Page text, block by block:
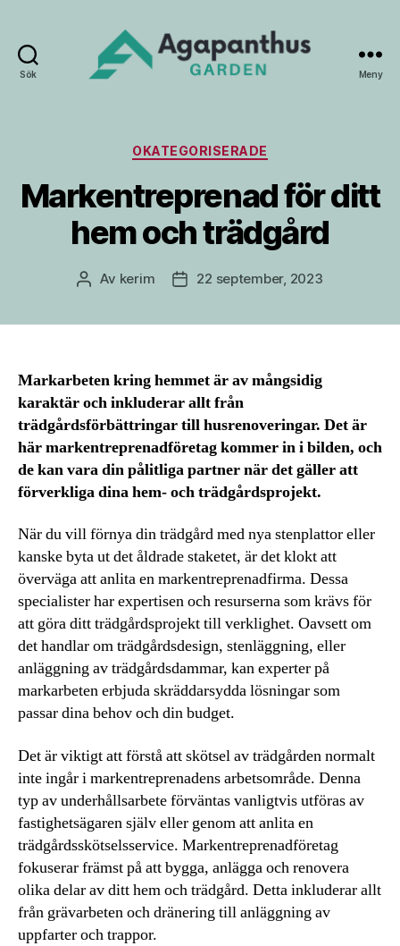
Sök Meny
Kategorier
OKATEGORISERADE
Markentreprenad för ditt
hem och trädgård
Inläggsförfattare
Av kerim Inläggsdatum
22 september, 2023
Markarbeten kring hemmet är av mångsidig
karaktär och inkluderar allt från
trädgårdsförbättringar till husrenoveringar. Det är
här markentreprenadföretag kommer in i bilden, och
de kan vara din pålitliga partner när det gäller att
förverkliga dina hem- och trädgårdsprojekt.
När du vill förnya din trädgård med nya stenplattor eller
kanske byta ut det åldrade staketet, är det klokt att
överväga att anlita en markentreprenadfirma. Dessa
specialister har expertisen och resurserna som krävs för
att göra ditt trädgårdsprojekt till verklighet. Oavsett om
det handlar om trädgårdsdesign, stenläggning, eller
anläggning av trädgårdsdammar, kan experter på
markarbeten erbjuda skräddarsydda lösningar som
passar dina behov och din budget.
Det är viktigt att förstå att skötsel av trädgården normalt
inte ingår i markentreprenadens arbetsområde. Denna
typ av underhållsarbete förväntas vanligtvis utföras av
fastighetsägaren själv eller genom att anlita en
trädgårdsskötselsservice. Markentreprenadföretag
fokuserar främst på att bygga, anlägga och renovera
olika delar av ditt hem och trädgård. Detta inkluderar allt
från grävarbeten och dränering till anläggning av
uppfarter och trappor.